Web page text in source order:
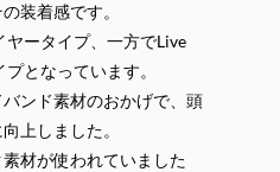
装着感です。
ータイプ、一方でLive
となっています。
ンド素材のおかげで、頭
上しました。
材が使われていました